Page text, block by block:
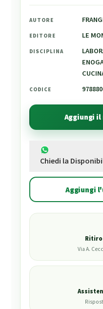
AUTORE
EDITORE LE
DISCIPLINA
CODICE
Aggiungi il
Chiedi la
Aggiungi
Via A.